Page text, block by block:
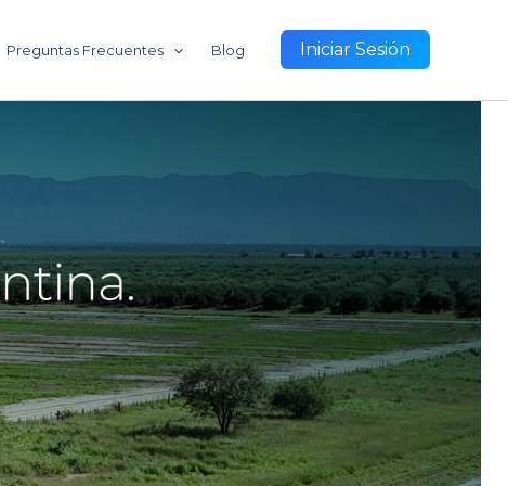
Preguntas Frecuentes Blog Iniciar Sesión